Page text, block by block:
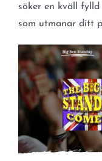
söker en kväll
som utmanar ditt